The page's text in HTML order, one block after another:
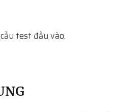
test đầu vào.